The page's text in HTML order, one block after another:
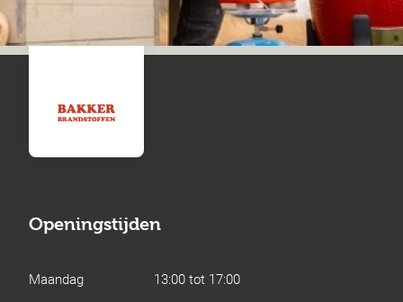
Openingstijden
Maandag
13:00 tot 17:00